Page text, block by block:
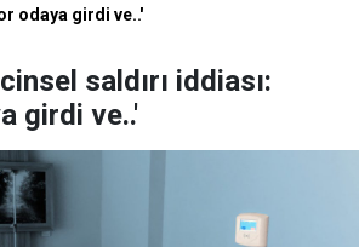
odaya girdi ve..'
saldırı iddiası:
girdi ve..'